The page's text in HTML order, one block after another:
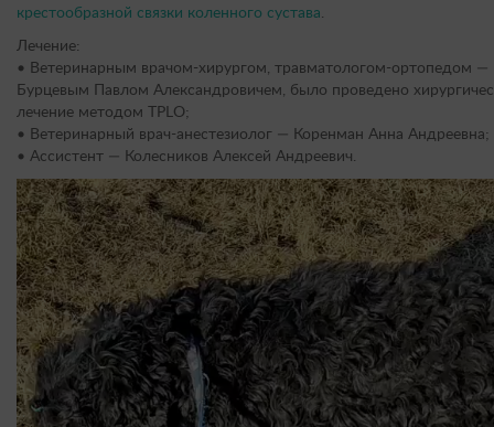
крестообразной связки коленного сустава.
Лечение:
• Ветеринарным врачом-хирургом, травматологом-ортопедом —
Бурцевым Павлом Александровичем, было проведено
лечение методом TPLO;
• Ветеринарный врач-анестезиолог — Коренман Анна Андреевна;
• Ассистент — Колесников Алексей Андреевич.